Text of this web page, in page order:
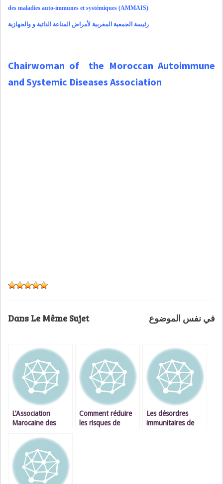
des maladies auto-immunes et systémiques (AMMAIS)
رئيسة الجمعية المغربية لأمراض المناعة الذاتية و والجهازية
Chairwoman of the Moroccan Autoimmune
and Systemic Diseases Association
Dans Le Même Sujet في نفس الموضوع
L’Association
Marocaine des
Allergiques au
Gluten (AMIAG)
organise une fête
pour les enfants
cœliaques le 19
Comment réduire
les risques de
Les désordres
immunitaires de